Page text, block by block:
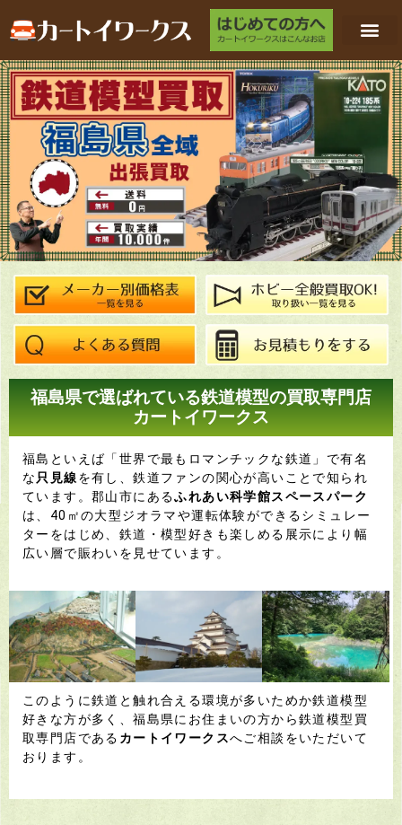
福島県で選ばれている鉄道模型の買取専門店
カートイワークス
福島といえば「世界で最もロマンチックな鉄道」で有名
な 只見線を有し、鉄道ファンの関心が高いことで知られ
ています。 郡山市にあるふれあい科学館スペースパーク
は、40㎡の大型ジオラマや運転体験ができるシミュレー
ターをはじめ、鉄道・模型好きも楽しめる展示により幅
広い層で賑わいを見せています。
このように鉄道と触れ合える環境が多いためか鉄道模型
好きな方が多く、福島県にお住まいの方から鉄道模型買
取専門店である カートイワークスへご相談をいただいて
おります。